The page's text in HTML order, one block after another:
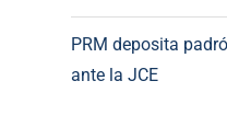
PRM deposita
ante la JCE